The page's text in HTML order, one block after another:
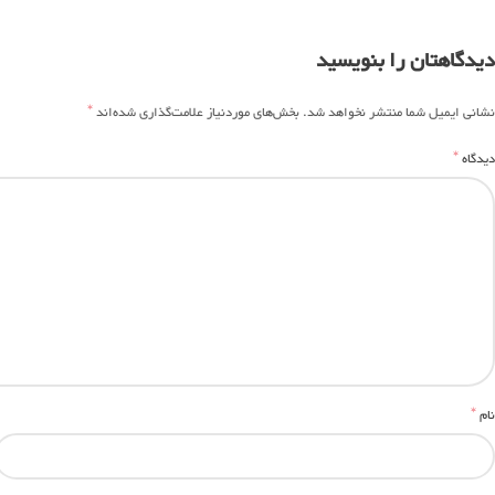
دیدگاهتان را بنویسید
نشانی ایمیل شما منتشر نخواهد شد.بخش‌های موردنیاز علامت‌گذاری شده‌اند*
دیدگاه*
نام*